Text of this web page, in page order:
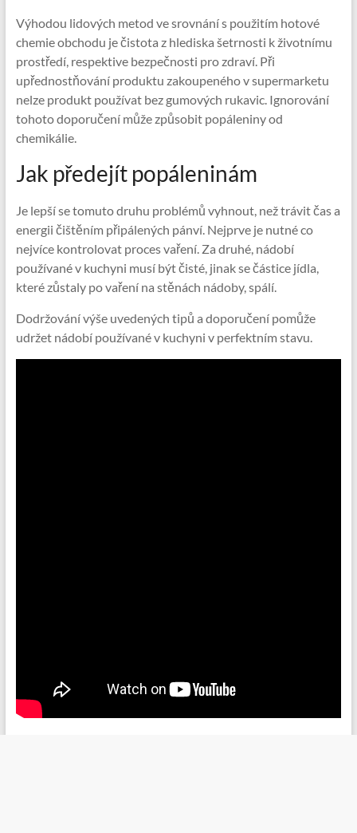
Výhodou lidových metod ve srovnání s použitím hotové
chemie obchodu je čistota z hlediska šetrnosti k životnímu
prostředí, respektive bezpečnosti pro zdraví. Při
upřednostňování produktu zakoupeného v supermarketu
nelze produkt používat bez gumových rukavic. Ignorování
tohoto doporučení může způsobit popáleniny od
chemikálie.
Jak předejít popáleninám
Je lepší se tomuto druhu problémů vyhnout, než trávit čas a
energii čištěním připálených pánví. Nejprve je nutné co
nejvíce kontrolovat proces vaření. Za druhé, nádobí
používané v kuchyni musí být čisté, jinak se částice jídla,
které zůstaly po vaření na stěnách nádoby, spálí.
Dodržování výše uvedených tipů a doporučení pomůže
udržet nádobí používané v kuchyni v perfektním stavu.